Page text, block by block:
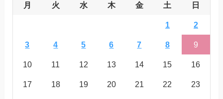
月 火 水 木 金 土 日
1 2
3 4 5 6 7 8 9
10 11 12 13 14 15 16
17 18 19 20 21 22 23